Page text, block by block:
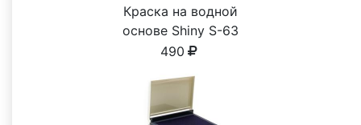
Краска на водной
основе Shiny S-63
СИНЯЯ 28ml
490